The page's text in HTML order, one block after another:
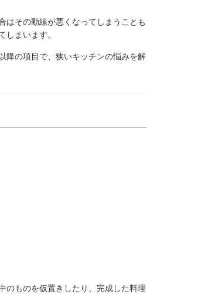
はその動線が悪くなってしまうことも
まいます。
降の項目で、狭いキッチンの悩みを解
のものを仮置きしたり、完成した料理